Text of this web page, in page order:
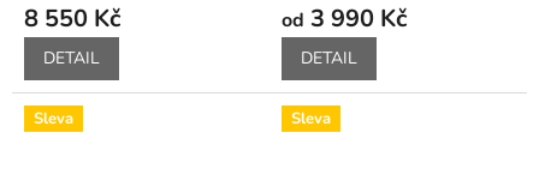
8 550 Kč
DETAIL
od 3 990 Kč
DETAIL
Sleva Sleva